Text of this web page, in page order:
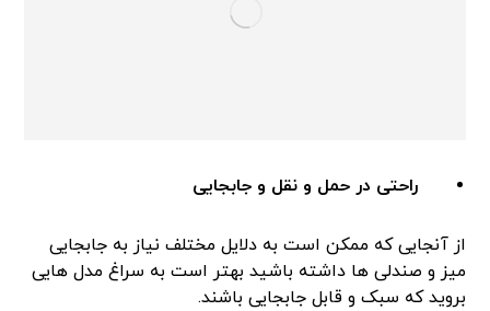
راحتی در حمل و نقل و جابجایی
از آنجایی که ممکن است به دلایل مختلف نیاز به جابجایی
میز و صندلی ها داشته باشید بهتر است به سراغ مدل هایی
بروید که سبک و قابل جابجایی باشند.